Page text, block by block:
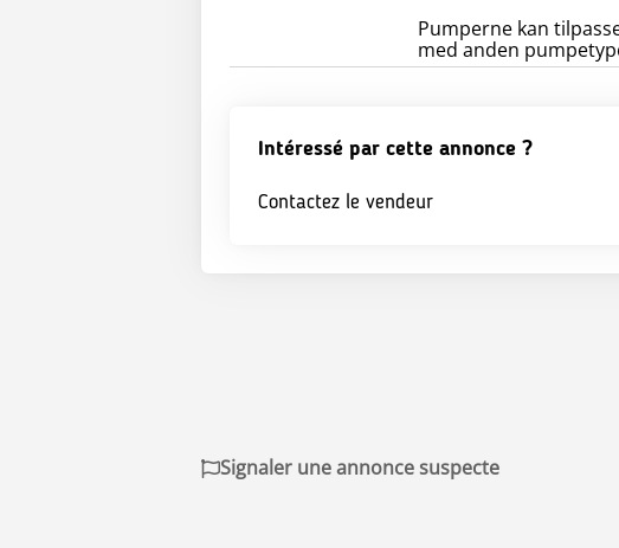
Pumperne kan
med anden
Intéressé par cette annonce ?
Contactez le vendeur
Signaler une annonce suspecte